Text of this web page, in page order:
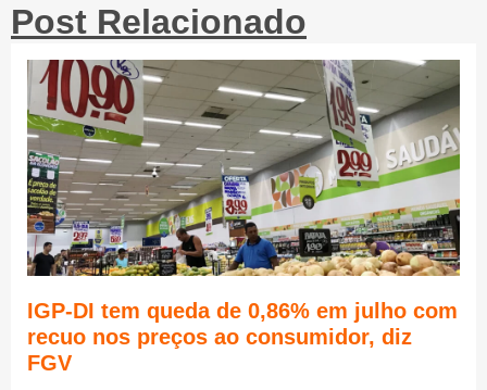
Post Relacionado
IGP-DI tem queda de 0,86% em julho com
recuo nos preços ao consumidor, diz
FGV